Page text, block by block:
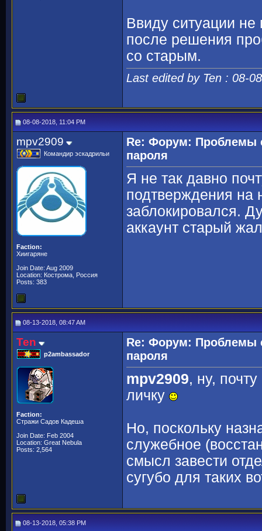
Ввиду ситуации не
после решения
со старым.
Last edited by Ten : 08-
08-08-2018, 11:04 PM
mpv2909
Командир эскадрильи
Faction:
Хиигаряне
Join Date: Aug 2009
Location: Кострома, Россия
Posts: 383
Re: Форум: Проблемы
пароля
Я не так давно
подтверждения на
заблокировался.
аккаунт старый
08-13-2018, 08:47 AM
Ten
p2ambassador
Faction:
Стражи Садов Кадеша
Join Date: Feb 2004
Location: Great Nebula
Posts: 2,564
Re: Форум: Проблемы
пароля
mpv2909, ну,
личку
Но, поскольку
служебное
смысл завести
сугубо для таких
08-13-2018, 05:38 PM